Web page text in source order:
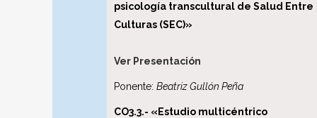
psicología transcultural de Salud Entre
Culturas (SEC)»
Ver Presentación
Ponente: Beatriz Gullón Peña
CO3.3.- «Estudio multicéntrico